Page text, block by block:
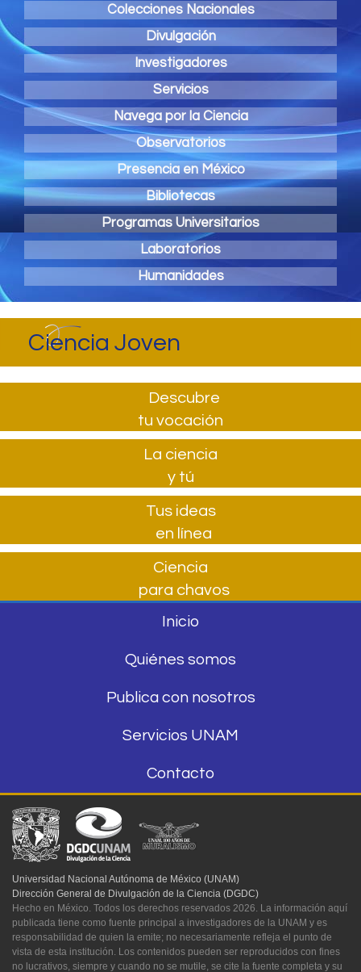
Colecciones Nacionales
Divulgación
Investigadores
Servicios
Navega por la Ciencia
Observatorios
Presencia en México
Bibliotecas
Programas Universitarios
Laboratorios
Humanidades
Ciencia Joven
Descubre
tu vocación
La ciencia
y tú
Tus ideas
en línea
Ciencia
para chavos
Inicio
Quiénes somos
Publica con nosotros
Servicios UNAM
Contacto
Universidad Nacional Autónoma de México (UNAM)
Dirección General de Divulgación de la Ciencia (DGDC)
Hecho en México. Todos los derechos reservados 2026. La información aquí
publicada tiene como fuente principal a investigadores de la UNAM y es
responsabilidad de quien la emite; no necesariamente refleja el punto de
vista de esta institución. Los contenidos pueden ser reproducidos con fines
no lucrativos, siempre y cuando no se mutile, se cite la fuente completa y su